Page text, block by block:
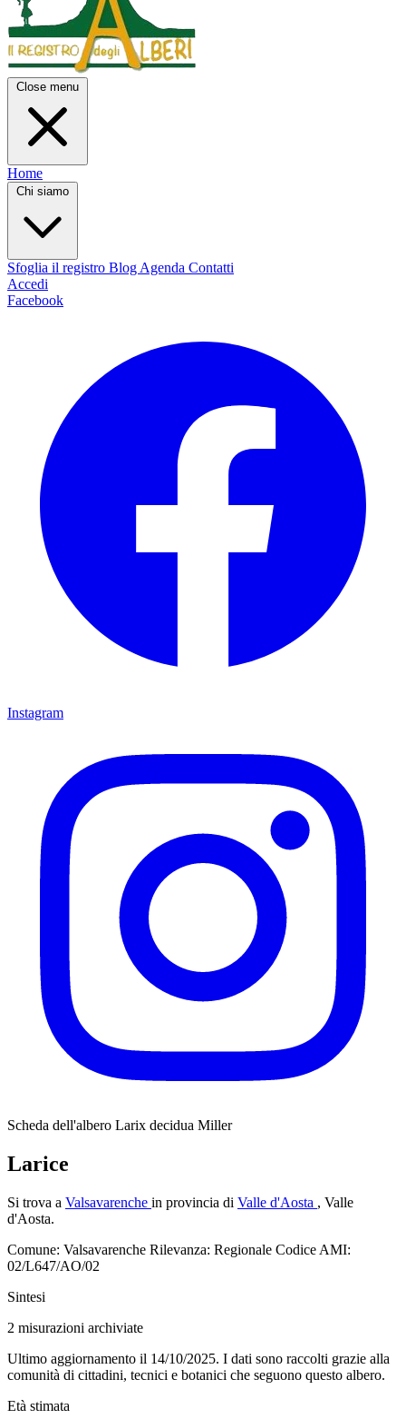
Close menu
Home
Chi siamo
Sfoglia il registro Blog Agenda Contatti
Accedi
Facebook
Instagram
Scheda dell'albero Larix decidua Miller
Larice
Si trova a Valsavarenche in provincia di Valle d'Aosta , Valle
d'Aosta.
Comune: Valsavarenche Rilevanza: Regionale Codice AMI:
02/L647/AO/02
Sintesi
2 misurazioni archiviate
Ultimo aggiornamento il 14/10/2025. I dati sono raccolti grazie alla
comunità di cittadini, tecnici e botanici che seguono questo albero.
Età stimata